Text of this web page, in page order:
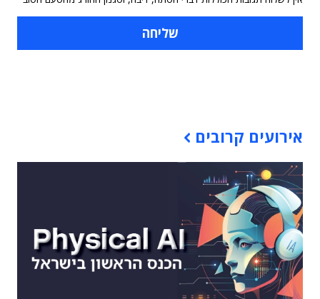
אירועים קרובים